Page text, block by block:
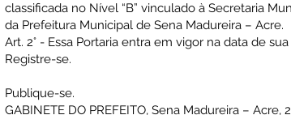
classificada no Nível “B” vinculado à Secretaria
da Prefeitura Municipal de Sena Madureira – Acre.
Art. 2° - Essa Portaria entra em vigor na data de
Registre-se.
Publique-se.
GABINETE DO PREFEITO, Sena Madureira – Acre,